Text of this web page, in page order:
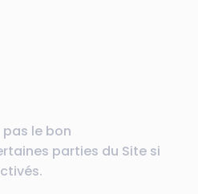
le bon
parties du Site si